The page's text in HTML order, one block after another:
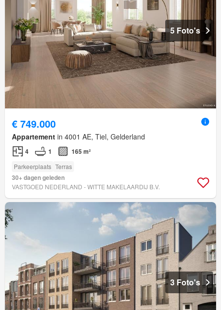
5 Foto's
€ 749.000
Appartement in 4001 AE, Tiel, Gelderland
4 1 165 m²
Parkeerplaats Terras
30+ dagen geleden
VASTGOED NEDERLAND - WITTE MAKELAARDIJ B.V.
3 Foto's